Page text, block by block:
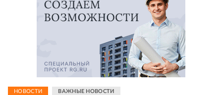
НОВОСТИ ВАЖНЫЕ НОВОСТИ